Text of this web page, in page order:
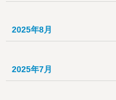
2025年8月
2025年7月